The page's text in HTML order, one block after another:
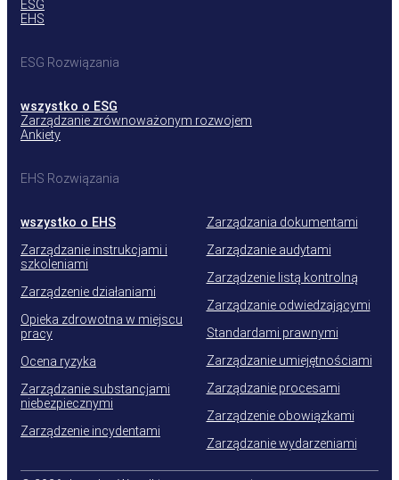
ESG
EHS
ESG Rozwiązania
wszystko o ESG
Zarządzanie zrównoważonym rozwojem
Ankiety
EHS Rozwiązania
wszystko o EHS
Zarządzanie instrukcjami i
szkoleniami
Zarządzenie działaniami
Opieka zdrowotna w miejscu
pracy
Ocena ryzyka
Zarządzanie substancjami
niebezpiecznymi
Zarządzenie incydentami
Zarządzania dokumentami
Zarządzanie audytami
Zarządzenie listą kontrolną
Zarządzanie odwiedzającymi
Standardami prawnymi
Zarządzanie umiejętnościami
Zarządzanie procesami
Zarządzenie obowiązkami
Zarządzanie wydarzeniami